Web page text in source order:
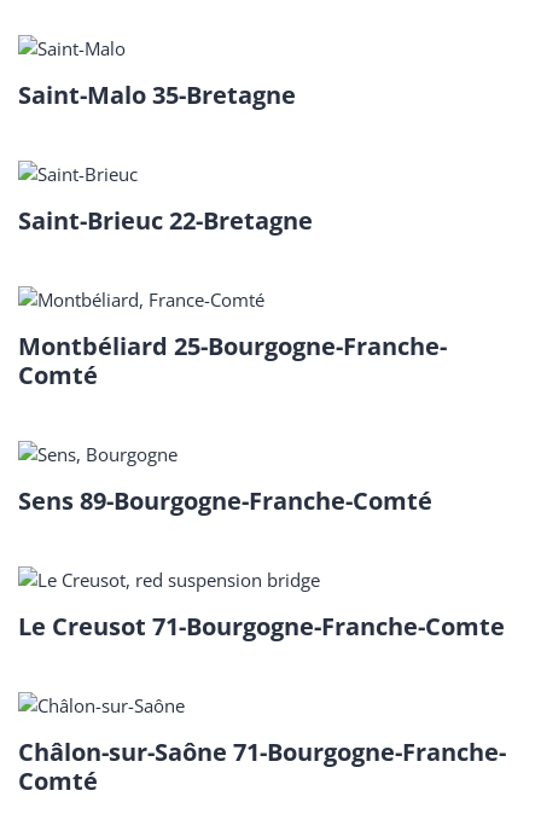
Saint-Malo 35-Bretagne
Saint-Brieuc 22-Bretagne
Montbéliard 25-Bourgogne-Franche-
Comté
Sens 89-Bourgogne-Franche-Comté
Le Creusot 71-Bourgogne-Franche-Comte
Châlon-sur-Saône 71-Bourgogne-Franche-
Comté